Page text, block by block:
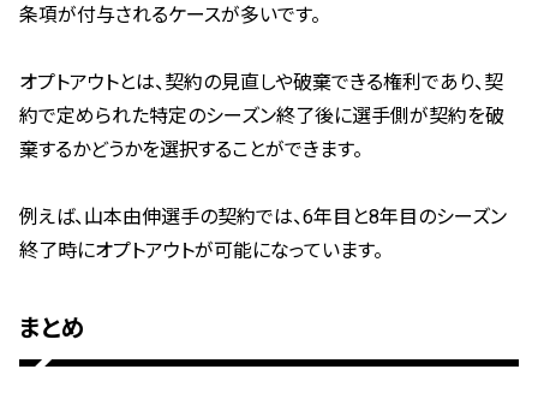
条項が付与されるケースが多いです。
オプトアウトとは、契約の見直しや破棄できる権利であり、契
約で定められた特定のシーズン終了後に選手側が契約を破
棄するかどうかを選択することができます。
例えば、山本由伸選手の契約では、6年目と8年目のシーズン
終了時にオプトアウトが可能になっています。
まとめ